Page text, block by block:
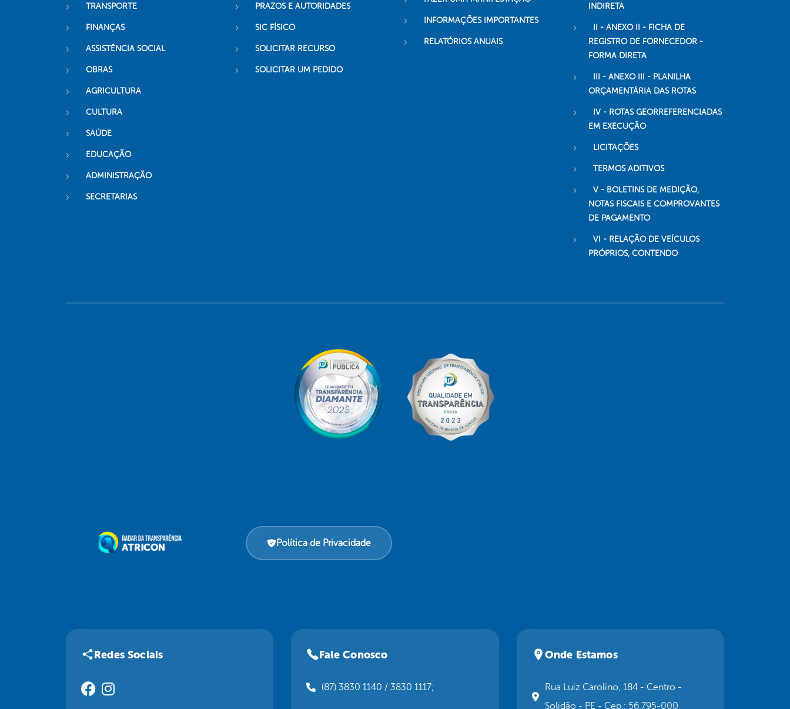
TRANSPORTE
FINANÇAS
ASSISTÊNCIA SOCIAL
OBRAS
AGRICULTURA
CULTURA
SAÚDE
EDUCAÇÃO
ADMINISTRAÇÃO
SECRETARIAS
PRAZOS E AUTORIDADES
SIC FÍSICO
SOLICITAR RECURSO
SOLICITAR UM PEDIDO
INFORMAÇÕES IMPORTANTES
RELATÓRIOS ANUAIS
INDIRETA
II - ANEXO II - FICHA DE
REGISTRO DE FORNECEDOR -
FORMA DIRETA
III - ANEXO III - PLANILHA
ORÇAMENTÁRIA DAS ROTAS
IV - ROTAS GEORREFERENCIADAS
EM EXECUÇÃO
LICITAÇÕES
TERMOS ADITIVOS
V - BOLETINS DE MEDIÇÃO,
NOTAS FISCAIS E COMPROVANTES
DE PAGAMENTO
VI - RELAÇÃO DE VEÍCULOS
PRÓPRIOS, CONTENDO
Política de Privacidade
Redes Sociais Fale Conosco
(87) 3830 1140 / 3830 1117;
Onde Estamos
Rua Luiz Carolino, 184 - Centro -
Solidão - PE - Cep.: 56.795-000